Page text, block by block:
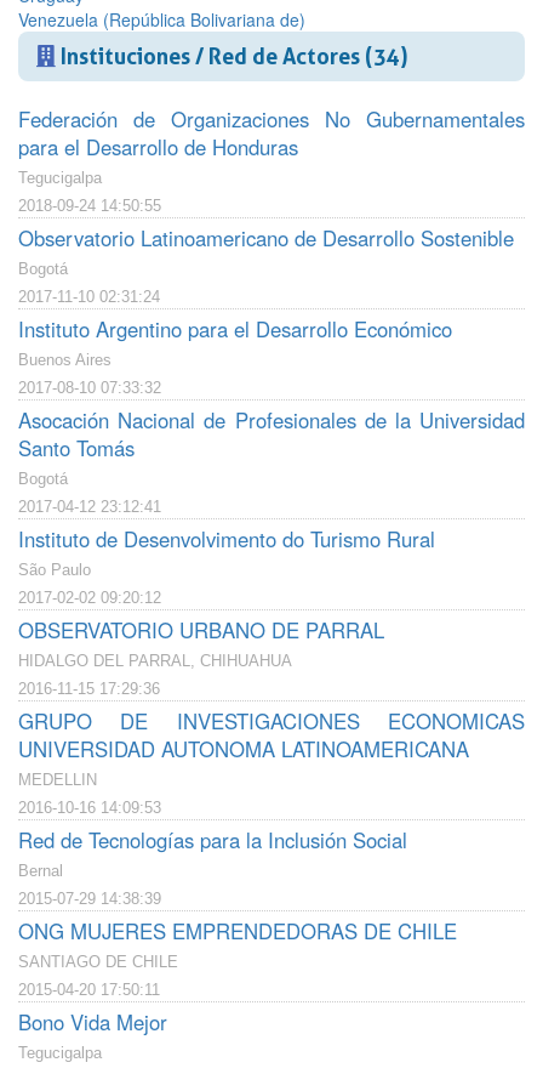
Venezuela (República Bolivariana de)
Instituciones / Red de Actores (34)
Federación de Organizaciones No Gubernamentales
para el Desarrollo de Honduras
Tegucigalpa
2018-09-24 14:50:55
Observatorio Latinoamericano de Desarrollo Sostenible
Bogotá
2017-11-10 02:31:24
Instituto Argentino para el Desarrollo Económico
Buenos Aires
2017-08-10 07:33:32
Asocación Nacional de Profesionales de la Universidad
Santo Tomás
Bogotá
2017-04-12 23:12:41
Instituto de Desenvolvimento do Turismo Rural
São Paulo
2017-02-02 09:20:12
OBSERVATORIO URBANO DE PARRAL
HIDALGO DEL PARRAL, CHIHUAHUA
2016-11-15 17:29:36
GRUPO DE INVESTIGACIONES ECONOMICAS
UNIVERSIDAD AUTONOMA LATINOAMERICANA
MEDELLIN
2016-10-16 14:09:53
Red de Tecnologías para la Inclusión Social
Bernal
2015-07-29 14:38:39
ONG MUJERES EMPRENDEDORAS DE CHILE
SANTIAGO DE CHILE
2015-04-20 17:50:11
Bono Vida Mejor
Tegucigalpa